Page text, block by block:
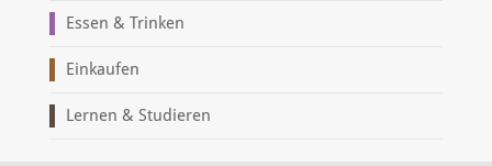
Essen & Trinken
Einkaufen
Lernen & Studieren